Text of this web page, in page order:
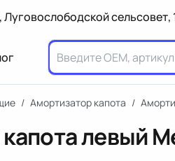
сельсовет,
/ Амортизатор капота /
левый